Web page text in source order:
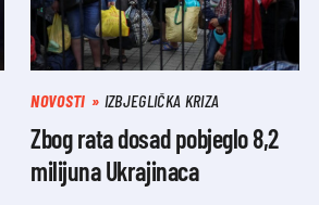
NOVOSTI IZBJEGLIČKA KRIZA
Zbog rata dosad pobjeglo 8,2
milijuna Ukrajinaca